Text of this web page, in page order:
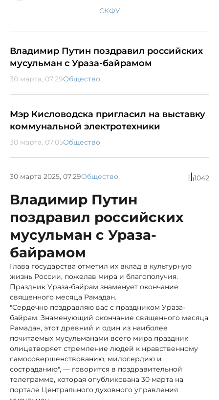
СКФУ
Владимир Путин поздравил российских
мусульман с Ураза-байрамом
30 марта, 07:29Общество
Мэр Кисловодска пригласил на выставку
коммунальной электротехники
30 марта, 07:05Общество
30 марта 2025, 07:29Общество 1042
Владимир Путин
поздравил российских
мусульман с Ураза-
байрамом
Глава государства отметил их вклад в культурную
жизнь России, пожелав мира и благополучия.
Праздник Ураза-байрам знаменует окончание
священного месяца Рамадан.
"Сердечно поздравляю вас с праздником Ураза-
байрам. Знаменующий окончание священного месяца
Рамадан, этот древний и один из наиболее
почитаемых мусульманами всего мира праздник
олицетворяет стремление людей к нравственному
самосовершенствованию, милосердию и
состраданию", — говорится в поздравительной
телеграмме, которая опубликована 30 марта на
портале Центрального духовного управления